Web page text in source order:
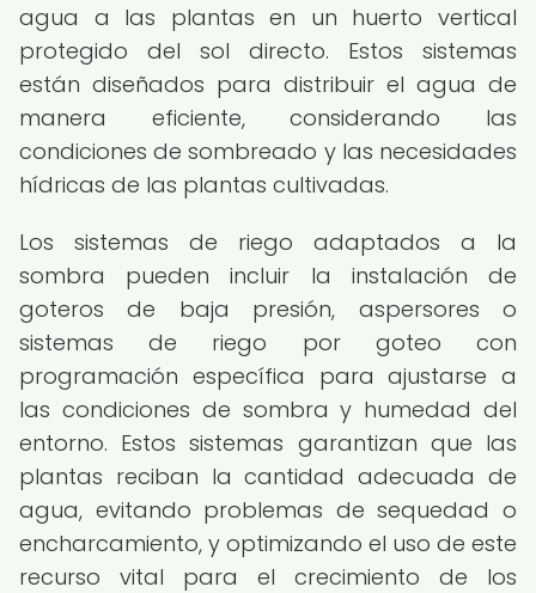
agua a las plantas en un huerto vertical
protegido del sol directo. Estos sistemas
están diseñados para distribuir el agua de
manera eficiente, considerando las
condiciones de sombreado y las necesidades
hídricas de las plantas cultivadas.
Los sistemas de riego adaptados a la
sombra pueden incluir la instalación de
goteros de baja presión, aspersores o
sistemas de riego por goteo con
programación específica para ajustarse a
las condiciones de sombra y humedad del
entorno. Estos sistemas garantizan que las
plantas reciban la cantidad adecuada de
agua, evitando problemas de sequedad o
encharcamiento, y optimizando el uso de este
recurso vital para el crecimiento de los